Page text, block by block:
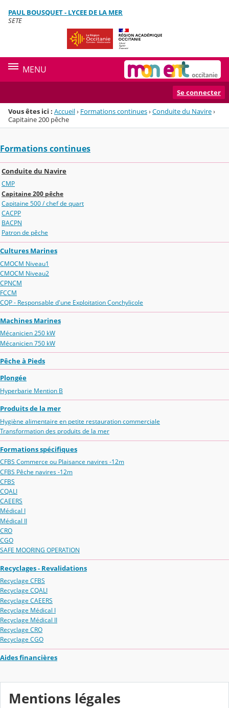
Menu de la rubrique
Contenu
PAUL BOUSQUET - LYCEE DE LA MER
SETE
MENU
Se connecter
Vous êtes ici : Accueil› Formations continues›Conduite du Navire›
Capitaine 200 pêche
Formations continues
Conduite du Navire
CMP
Capitaine 200 pêche
Capitaine 500 / chef de quart
CACPP
BACPN
Patron de pêche
Cultures Marines
CMOCM Niveau1
CMOCM Niveau2
CPNCM
FCCM
CQP - Responsable d'une Exploitation Conchylicole
Machines Marines
Mécanicien 250 kW
Mécanicien 750 kW
Pêche à Pieds
Plongée
Hyperbarie Mention B
Produits de la mer
Hygiène alimentaire en petite restauration commerciale
Transformation des produits de la mer
Formations spécifiques
CFBS Commerce ou Plaisance navires -12m
CFBS Pêche navires -12m
CFBS
CQALI
CAEERS
Médical I
Médical II
CRO
CGO
SAFE MOORING OPERATION
Recyclages - Revalidations
Recyclage CFBS
Recyclage CQALI
Recyclage CAEERS
Recyclage Médical I
Recyclage Médical II
Recyclage CRO
Recyclage CGO
Aides financières
Mentions légales